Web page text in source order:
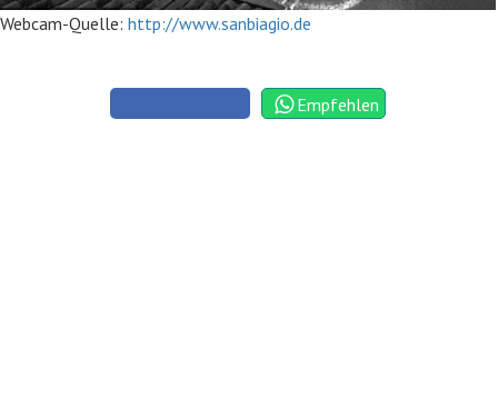
Webcam-Quelle: http://www.sanbiagio.de
Empfehlen